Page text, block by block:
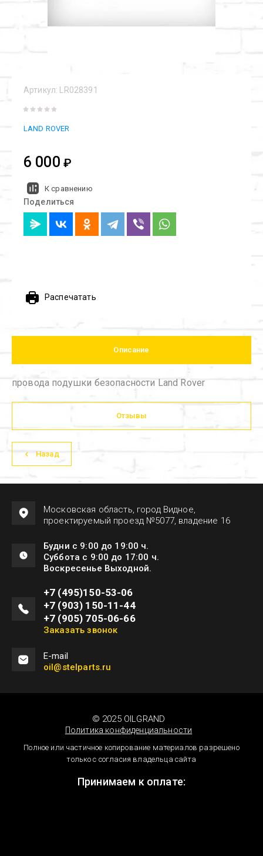
Артикул: LR028391
LAND ROVER
6 000 ₽
К сравнению
Поделиться
Распечатать
Описание
провода подушки безопасности Land Rover
Отзывы
Назад
Московская область, город Видное,
проектируемый проезд №5077, владение 16
Будни с 9:00 до 19:00 ч.
Суббота с 9:00 до 17:00 ч.
Воскресенье Выходной.
+7 (495)150-53-06
+7 (903) 150-11-44
+7 (905) 705-06-66
Заказать звонок
Е-mail
oil@stelparts.ru
© 2025 OILGRAND
Политика конфиденциальности
Полное или частичное копирование материалов разрешено
только с согласия владельца сайта
Принимаем к оплате: